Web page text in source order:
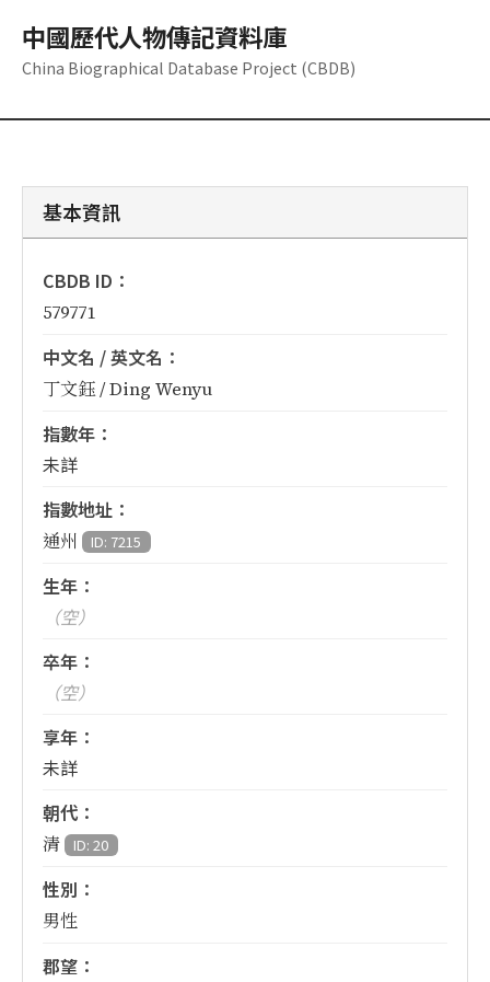
中國歷代人物傳記資料庫
China Biographical Database Project (CBDB)
基本資訊
CBDB ID：
579771
中文名 / 英文名：
丁文鈺 / Ding Wenyu
指數年：
未詳
指數地址：
通州 ID: 7215
生年：
（空）
卒年：
（空）
享年：
未詳
朝代：
清 ID: 20
性別：
男性
郡望：